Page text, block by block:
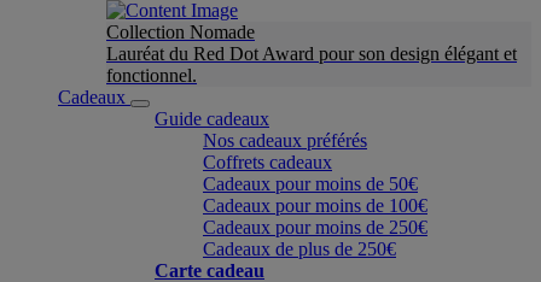
Collection Nomade
Lauréat du Red Dot Award pour son design élégant et
fonctionnel.
Cadeaux
Guide cadeaux
Nos cadeaux préférés
Coffrets cadeaux
Cadeaux pour moins de 50€
Cadeaux pour moins de 100€
Cadeaux pour moins de 250€
Cadeaux de plus de 250€
Carte cadeau